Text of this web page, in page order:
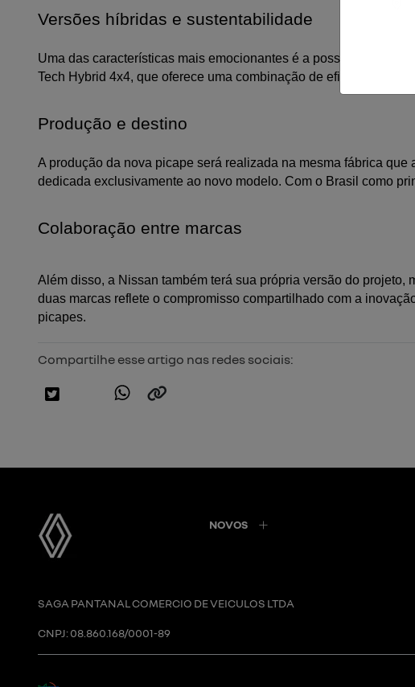
Versões híbridas e sustentabilidade
Uma das características mais emocionantes é a possibilidade
Tech Hybrid 4x4, que oferece uma combinação de eficiência
Produção e destino
A produção da nova picape será realizada na mesma fábrica
dedicada exclusivamente ao novo modelo. Com o Brasil como
Colaboração entre marcas
Além disso, a Nissan também terá sua própria versão do
duas marcas reflete o compromisso compartilhado com a
picapes.
Compartilhe esse artigo nas redes sociais:
NOVOS
SAGA PANTANAL COMERCIO DE VEICULOS LTDA
CNPJ: 08.860.168/0001-89